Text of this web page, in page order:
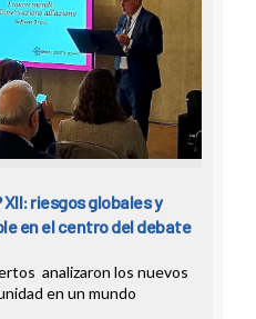
XII: riesgos globales y
en el centro del debate
analizaron los nuevos
en un mundo